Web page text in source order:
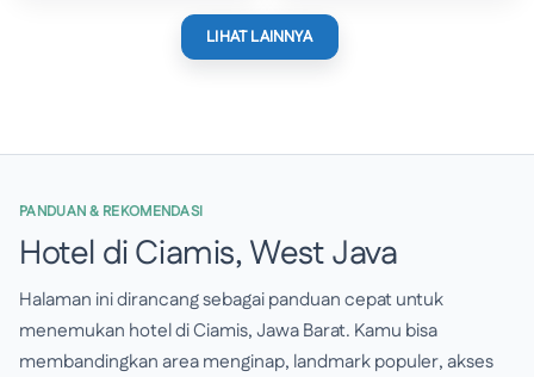
LIHAT LAINNYA
PANDUAN & REKOMENDASI
Hotel di Ciamis, West Java
Halaman ini dirancang sebagai panduan cepat untuk
menemukan hotel di Ciamis, Jawa Barat. Kamu bisa
membandingkan area menginap, landmark populer, akses